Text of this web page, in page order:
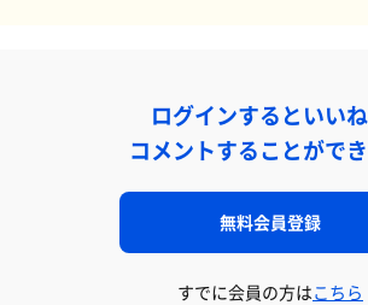
ログインするといい
コメントすることがで
無料会員登録
すでに会員の方はこちら